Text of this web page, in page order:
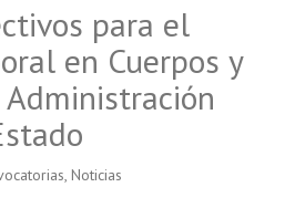
para el
en Cuerpos y
, Noticias